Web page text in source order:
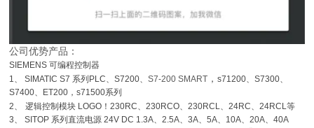
公司优势产品：
SIEMENS可编程控制器
1、 SIMATIC S7 系列 PLC、S7200、S7-200 SMART ，s71200、S7300、
S7400、
ET200，s71500系列
2、 逻辑控制模块 LOGO ！230RC、230RCO、230RCL、24RC、24RCL等
3、 SITOP 系列直流电源 24V DC 1.3A、2.5A、3A、5A、 10A、20A、40A